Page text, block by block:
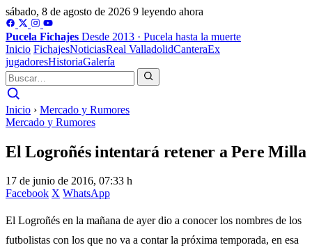
sábado, 8 de agosto de 2026 9 leyendo ahora
Pucela Fichajes Desde 2013 · Pucela hasta la muerte
Inicio FichajesNoticiasReal ValladolidCanteraEx
jugadoresHistoriaGalería
Inicio › Mercado y Rumores
Mercado y Rumores
El Logroñés intentará retener a Pere Milla
17 de junio de 2016, 07:33 h
Facebook X WhatsApp
El Logroñés en la mañana de ayer dio a conocer los nombres de los
futbolistas con los que no va a contar la próxima temporada, en esa